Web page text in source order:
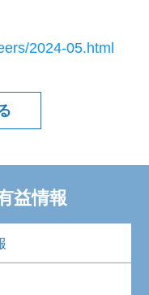
2024-05.html
益情報